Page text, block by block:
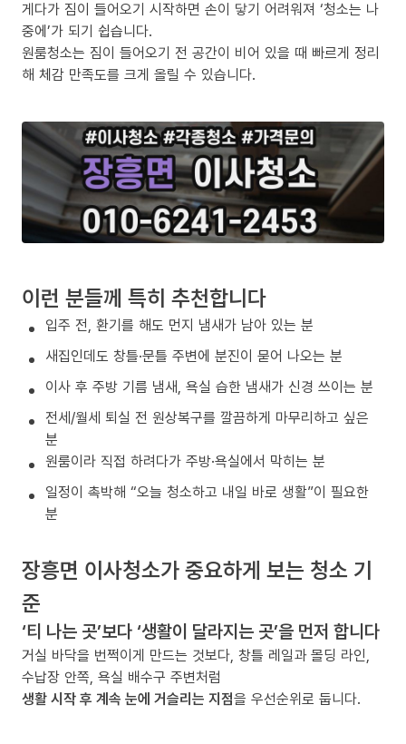
게다가 짐이 들어오기 시작하면 손이 닿기 어려워져 ‘청소는 나
중에’가 되기 쉽습니다.
원룸청소는 짐이 들어오기 전 공간이 비어 있을 때 빠르게 정리
해 체감 만족도를 크게 올릴 수 있습니다.
이런 분들께 특히 추천합니다
입주 전, 환기를 해도 먼지 냄새가 남아 있는 분
새집인데도 창틀·문틀 주변에 분진이 묻어 나오는 분
이사 후 주방 기름 냄새, 욕실 습한 냄새가 신경 쓰이는 분
전세/월세 퇴실 전 원상복구를 깔끔하게 마무리하고 싶은
분
원룸이라 직접 하려다가 주방·욕실에서 막히는 분
일정이 촉박해 “오늘 청소하고 내일 바로 생활”이 필요한
분
장흥면 이사청소가 중요하게 보는 청소 기
준
‘티 나는 곳’보다 ‘생활이 달라지는 곳’을 먼저 합니다
거실 바닥을 번쩍이게 만드는 것보다, 창틀 레일과 몰딩 라인,
수납장 안쪽, 욕실 배수구 주변처럼
생활 시작 후 계속 눈에 거슬리는 지점을 우선순위로 둡니다.